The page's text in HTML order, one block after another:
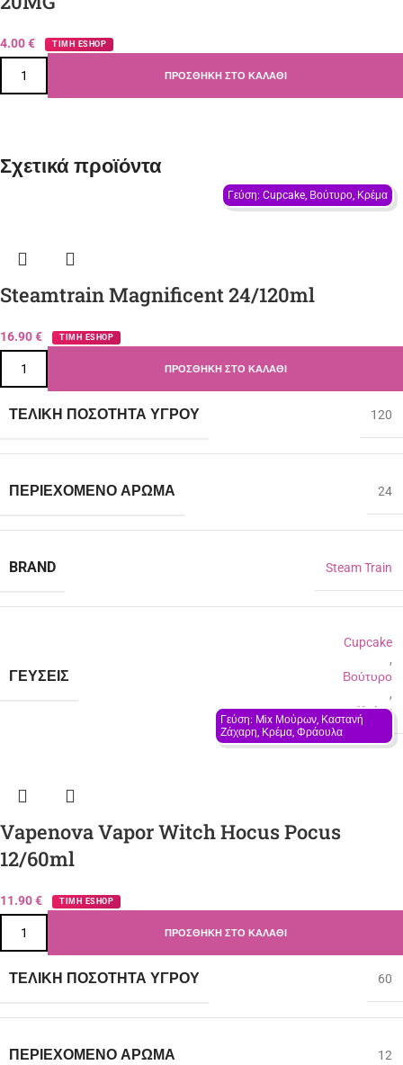
4.00€ ΤΙΜΗ ESHOP
ΠΡΟΣΘΉΚΗ ΣΤΟ ΚΑΛΆΘΙ
Σχετικά προϊόντα
Γεύση: Cupcake, Βούτυρο, Κρέμα
Steamtrain Magnificent 24/120ml
16.90€ ΤΙΜΗ ESHOP
ΠΡΟΣΘΉΚΗ ΣΤΟ ΚΑΛΆΘΙ
ΤΕΛΙΚΉ ΠΟΣΌΤΗΤΑ ΥΓΡΟΎ 120
ΠΕΡΙΈΧΟΜΕΝΟ ΆΡΩΜΑ 24
BRAND Steam Train
ΓΕΎΣΕΙΣ
Cupcake
,
Βούτυρο
,
Κρέμα
Γεύση: Mix Μούρων, Καστανή
Ζάχαρη, Κρέμα, Φράουλα
Vapenova Vapor Witch Hocus Pocus
12/60ml
11.90€ ΤΙΜΗ ESHOP
ΠΡΟΣΘΉΚΗ ΣΤΟ ΚΑΛΆΘΙ
ΤΕΛΙΚΉ ΠΟΣΌΤΗΤΑ ΥΓΡΟΎ 60
ΠΕΡΙΈΧΟΜΕΝΟ ΆΡΩΜΑ 12